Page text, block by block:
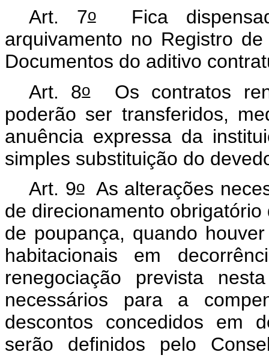
Art. 7oFica
arquivamento no Registro
Documentos do aditivo
Art. 8oOs contratos
poderão ser transferidos,
anuência expressa da
simples substituição do
Art. 9oAs alterações
de direcionamento
de poupança, quando
habitacionais em
renegociação prevista
necessários para a
descontos concedidos em
serão definidos pelo